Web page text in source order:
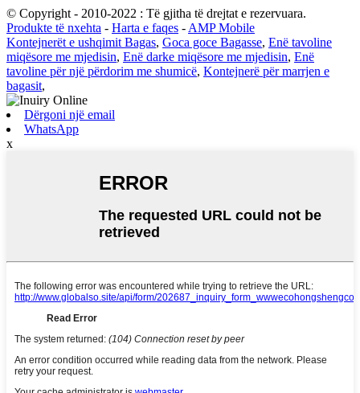
© Copyright - 2010-2022 : Të gjitha të drejtat e rezervuara.
Produkte të nxehta - Harta e faqes - AMP Mobile
Kontejnerët e ushqimit Bagas, Goca goce Bagasse, Enë tavoline
miqësore me mjedisin, Enë darke miqësore me mjedisin, Enë
tavoline për një përdorim me shumicë, Kontejnerë për marrjen e
bagasit,
Dërgoni një email
WhatsApp
x